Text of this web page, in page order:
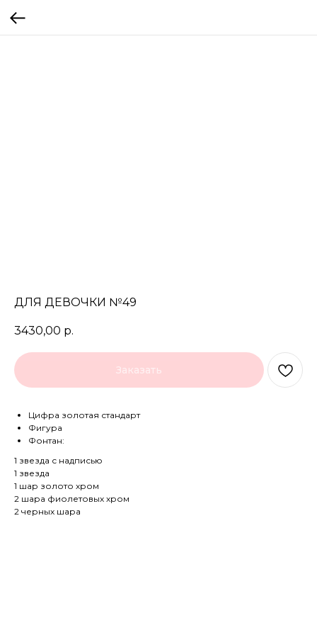
ДЛЯ ДЕВОЧКИ №49
3430,00 р.
Заказать
Цифра золотая стандарт
Фигура
Фонтан:
1 звезда с надписью
1 звезда
1 шар золото хром
2 шара фиолетовых хром
2 черных шара